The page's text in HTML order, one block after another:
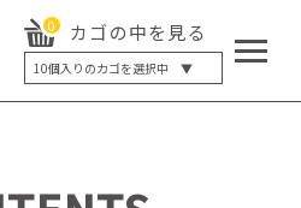
0 カゴの中を見る
10個入りのカゴを選択中 ▼
5個入り